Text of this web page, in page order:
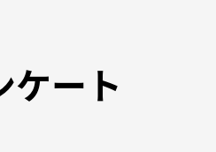
ケート